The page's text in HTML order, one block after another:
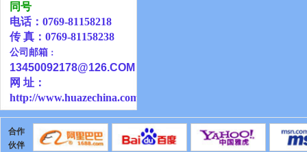
同号
电话：0769-81158218
传 真：0769-81158238
公司邮箱 ：
13450092178@126.COM
网 址：
http://www.huazechina.com.cn
合作
伙伴